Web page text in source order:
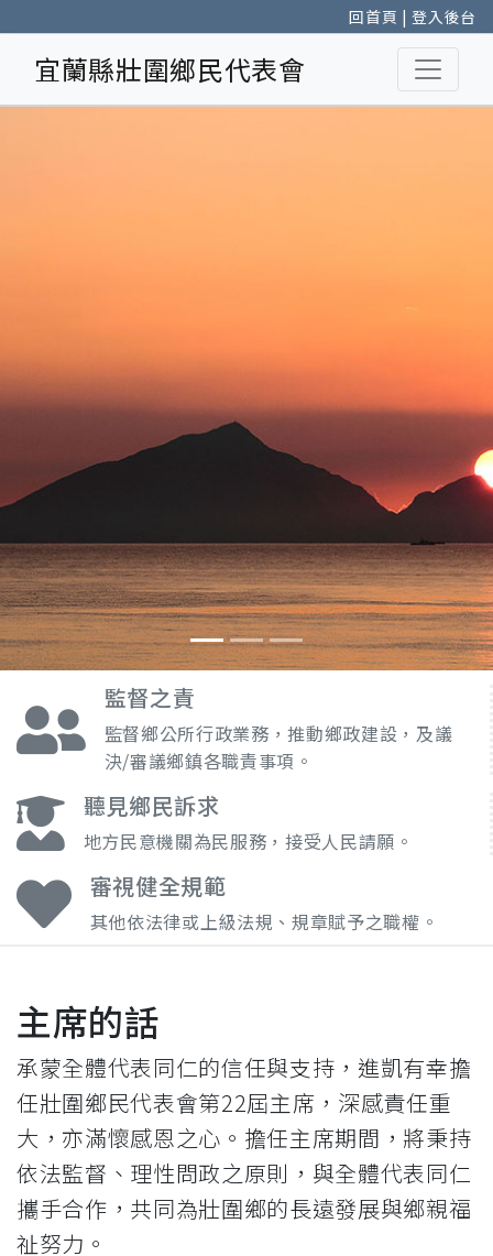
回首頁 |登入後台
宜蘭縣壯圍鄉民代表會
監督之責
監督鄉公所行政業務，推動鄉政建設，及議
決/審議鄉鎮各職責事項。
聽見鄉民訴求
地方民意機關為民服務，接受人民請願。
審視健全規範
其他依法律或上級法規、規章賦予之職權。
主席的話
承蒙全體代表同仁的信任與支持，進凱有幸擔
任壯圍鄉民代表會第22屆主席，深感責任重
大，亦滿懷感恩之心。擔任主席期間，將秉持
依法監督、理性問政之原則，與全體代表同仁
攜手合作，共同為壯圍鄉的長遠發展與鄉親福
祉努力。